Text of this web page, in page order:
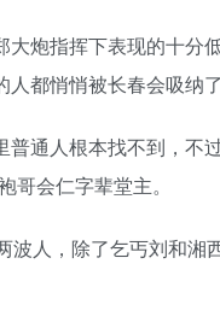
炮指挥下表现的十
都悄悄被长春会吸纳
通人根本找不到，
哥会仁字辈堂主。
人，除了乞丐刘和